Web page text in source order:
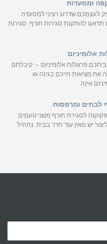
ומסעדות
לעצמכם שדרוג רציני למסעדה
תדאגו להתקנת סגירות חורף. סגירות
אלומיניום
פרגולות אלומיניום – קיבלתם
מציאות חייכם בגינה או
אינה
לבתים ומרפסות
לסגירת חורף משני טעמים
יש מאין עוד חדר בבית. נתחיל